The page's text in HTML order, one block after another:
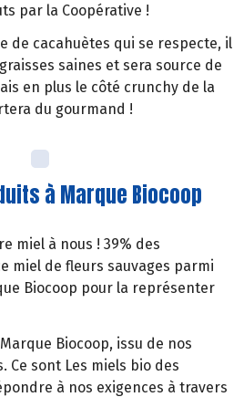
par la Coopérative !
de cacahuètes qui se respecte, il
saines et sera source de
en plus le côté crunchy de la
du gourmand !
à Marque Biocoop
miel à nous ! 39% des
miel de fleurs sauvages parmi
Biocoop pour la représenter
Biocoop, issu de nos
Ce sont Les miels bio des
à nos exigences à travers